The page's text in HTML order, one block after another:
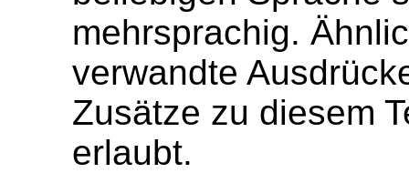
mehrsprachig.
verwandte
Zusätze zu diesem
erlaubt.